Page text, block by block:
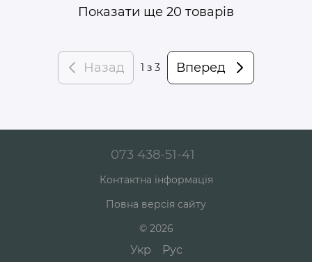
Показати ще 20 товарів
Назад 1 з 3 Вперед
073 438-51-41
Контактна інформація
Повна версія сайту
© 2026
Укр Рус